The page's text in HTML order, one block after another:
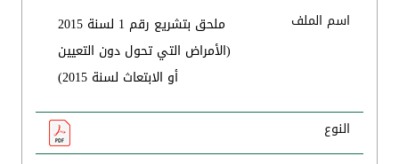
اسم الملف
ملحق بتشريع رقم 1 لسنة 2015
(الأمراض التي تحول دون التعيين
أو الابتعاث لسنة 2015)
النوع